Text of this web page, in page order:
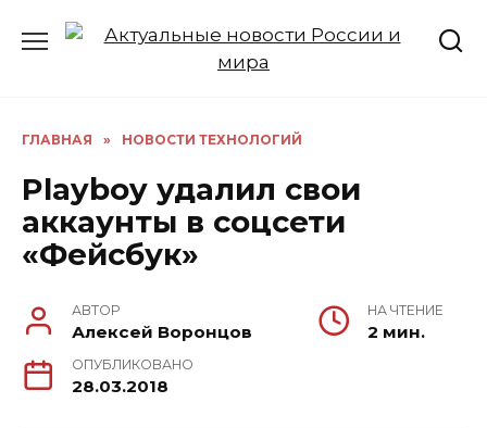
ГЛАВНАЯ » НОВОСТИ ТЕХНОЛОГИЙ
Playboy удалил свои
аккаунты в соцсети
«Фейсбук»
АВТОР
Алексей Воронцов
НА ЧТЕНИЕ
2 мин.
ОПУБЛИКОВАНО
28.03.2018